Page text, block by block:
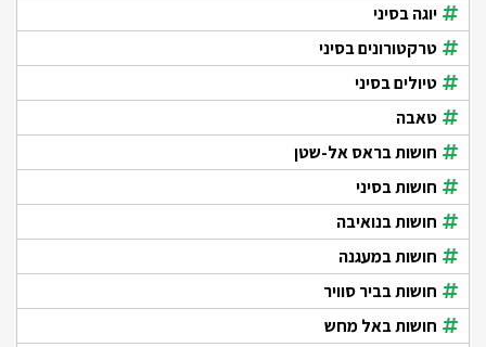
יוגה בסיני
טרקטורונים בסיני
טיולים בסיני
טאבה
חושות בראס אל-שטן
חושות בסיני
חושות בנואיבה
חושות במעגנה
חושות בביר סוויר
חושות באל מחש